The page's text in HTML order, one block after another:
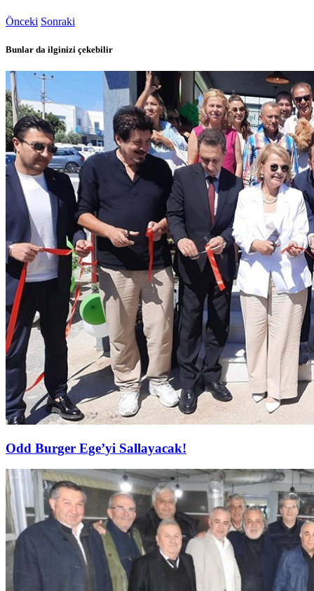
Önceki Sonraki
Bunlar da ilginizi çekebilir
Odd Burger Ege’yi Sallayacak!